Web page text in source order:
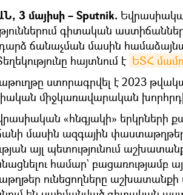
3 մայիսի – Sputnik.
գիտական
ճանաչման մասին
հայտնում է ԵՏՀ
ստորագրվել է 2023
միջկառավարական խորհրդի
«հնգյակի»
մասին ազգային
այլ պետությունում
համար` բացառությամբ
ունեցողները աշխատանքի